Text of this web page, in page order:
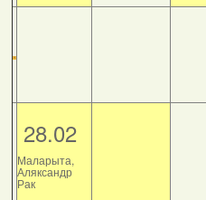
28.02
Маларыта,
Аляксандр
Рак